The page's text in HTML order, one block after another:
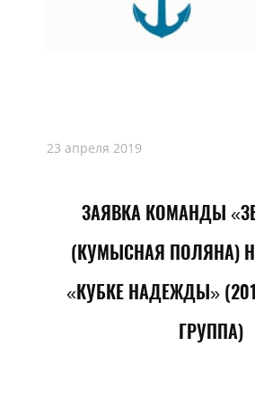
23 апреля 2019
ЗАЯВКА КОМАНДЫ
(КУМЫСНАЯ ПОЛЯНА)
«КУБКЕ НАДЕЖДЫ»
ГРУППА)